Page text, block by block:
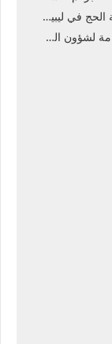
التسجيل لحاملي بطاقة الهوية